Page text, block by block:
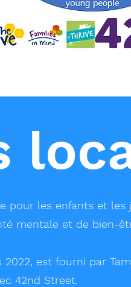
pour les enfants et
mentale et de bien-
est fourni par
42nd Street.